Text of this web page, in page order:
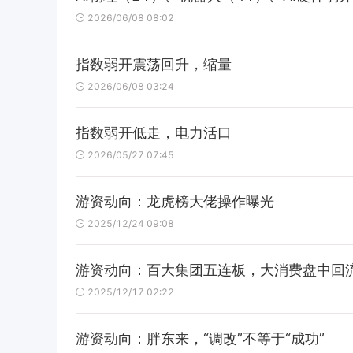
2026/06/08 08:02
指数弱开震荡回升，缩量
2026/06/08 03:24
指数弱开低走，电力活口
2026/05/27 07:45
游资动向：龙虎榜大佬操作曝光
2025/12/24 09:08
游资动向：百大集团五连板，大消费盘中回
2025/12/17 02:22
游资动向：胖东来，“调改”不等于“成功”